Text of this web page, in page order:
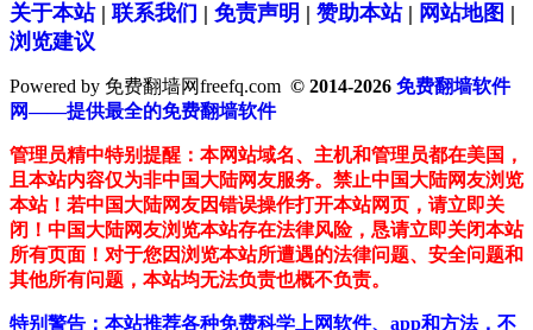
关于本站| 联系我们 | 免责声明 | 赞助本站| 网站地图 |
浏览建议
Powered by 免费翻墙网freefq.com © 2014-2026 免费翻墙软件
网——提供最全的免费翻墙软件
管理员精中特别提醒：本网站域名、主机和管理员都在美国，
且本站内容仅为非中国大陆网友服务。禁止中国大陆网友浏览
本站！若中国大陆网友因错误操作打开本站网页，请立即关
闭！中国大陆网友浏览本站存在法律风险，恳请立即关闭本站
所有页面！对于您因浏览本站所遭遇的法律问题、安全问题和
其他所有问题，本站均无法负责也概不负责。
特别警告：本站推荐各种免费科学上网软件、app和方法，不